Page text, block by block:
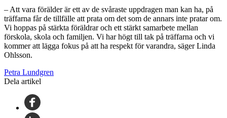
– Att vara förälder är ett av de svåraste uppdragen man kan ha, på
träffarna får de tillfälle att prata om det som de annars inte pratar om.
Vi hoppas på stärkta föräldrar och ett stärkt samarbete mellan
förskola, skola och familjen. Vi har högt till tak på träffarna och vi
kommer att lägga fokus på att ha respekt för varandra, säger Linda
Ohlsson.
Petra Lundgren
Dela artikel